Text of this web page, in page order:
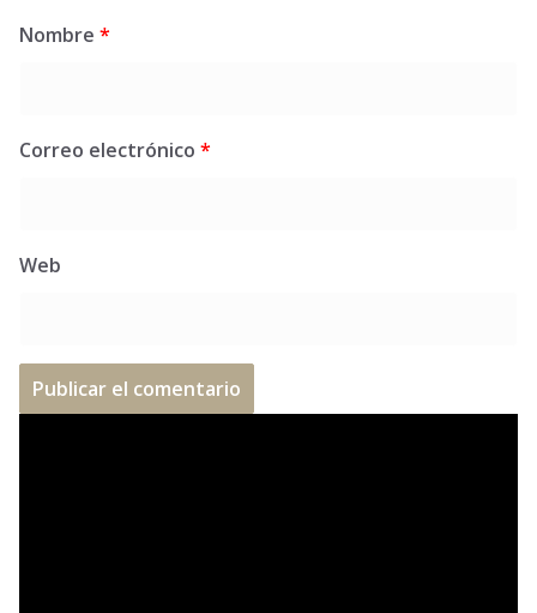
Nombre *
Correo electrónico *
Web